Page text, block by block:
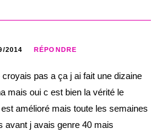
2014 RÉPONDRE
croyais pas a ça j ai fait une dizaine
mais oui c est bien la vérité le
amélioré mais toute les semaines
avant j avais genre 40 mais